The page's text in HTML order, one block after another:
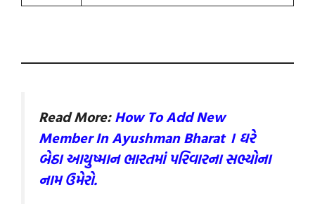
Read More:How To Add New
Member In Ayushman Bharat । ઘરે
બેઠા આયુષ્માન ભારતમાં પરિવારના સભ્યોના
નામ ઉમેરો.